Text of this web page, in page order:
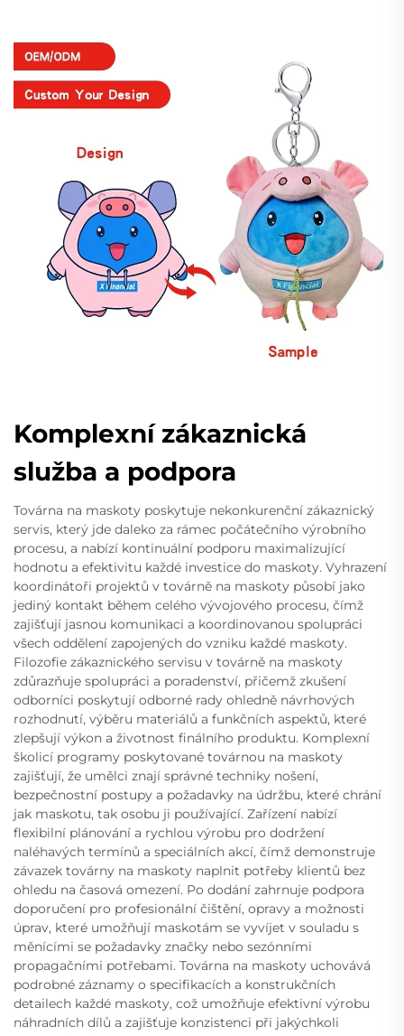
Komplexní zákaznická
služba a podpora
Továrna na maskoty poskytuje nekonkurenční zákaznický
servis, který jde daleko za rámec počátečního výrobního
procesu, a nabízí kontinuální podporu maximalizující
hodnotu a efektivitu každé investice do maskoty. Vyhrazení
koordinátoři projektů v továrně na maskoty působí jako
jediný kontakt během celého vývojového procesu, čímž
zajišťují jasnou komunikaci a koordinovanou spolupráci
všech oddělení zapojených do vzniku každé maskoty.
Filozofie zákaznického servisu v továrně na maskoty
zdůrazňuje spolupráci a poradenství, přičemž zkušení
odborníci poskytují odborné rady ohledně návrhových
rozhodnutí, výběru materiálů a funkčních aspektů, které
zlepšují výkon a životnost finálního produktu. Komplexní
školicí programy poskytované továrnou na maskoty
zajišťují, že umělci znají správné techniky nošení,
bezpečnostní postupy a požadavky na údržbu, které chrání
jak maskotu, tak osobu ji používající. Zařízení nabízí
flexibilní plánování a rychlou výrobu pro dodržení
naléhavých termínů a speciálních akcí, čímž demonstruje
závazek továrny na maskoty naplnit potřeby klientů bez
ohledu na časová omezení. Po dodání zahrnuje podpora
doporučení pro profesionální čištění, opravy a možnosti
úprav, které umožňují maskotám se vyvíjet v souladu s
měnícími se požadavky značky nebo sezónními
propagačními potřebami. Továrna na maskoty uchovává
podrobné záznamy o specifikacích a konstrukčních
detailech každé maskoty, což umožňuje efektivní výrobu
náhradních dílů a zajišťuje konzistenci při jakýchkoli